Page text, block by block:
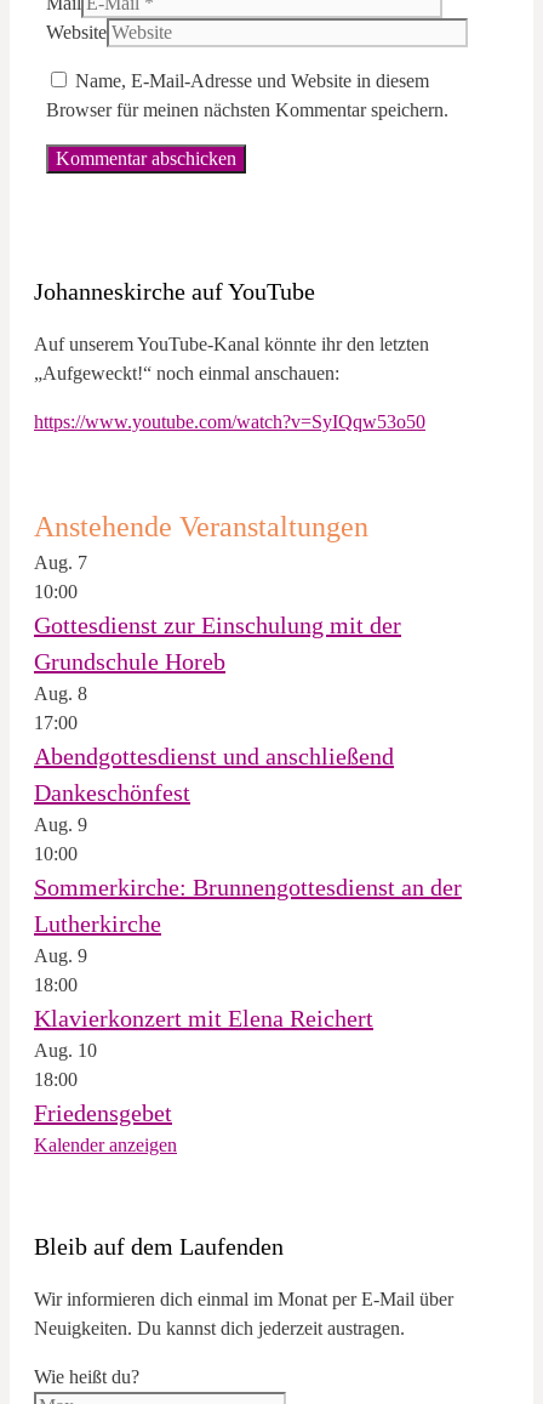
Website
Name, E-Mail-Adresse und Website in diesem
Browser für meinen nächsten Kommentar speichern.
Johanneskirche auf YouTube
Auf unserem YouTube-Kanal könnte ihr den letzten
„Aufgeweckt!“ noch einmal anschauen:
https://www.youtube.com/watch?v=SyIQqw53o50
Anstehende Veranstaltungen
Aug. 7
10:00
Gottesdienst zur Einschulung mit der
Grundschule Horeb
Aug. 8
17:00
Abendgottesdienst und anschließend
Dankeschönfest
Aug. 9
10:00
Sommerkirche: Brunnengottesdienst an der
Lutherkirche
Aug. 9
18:00
Klavierkonzert mit Elena Reichert
Aug. 10
18:00
Friedensgebet
Kalender anzeigen
Bleib auf dem Laufenden
Wir informieren dich einmal im Monat per E-Mail über
Neuigkeiten. Du kannst dich jederzeit austragen.
Wie heißt du?